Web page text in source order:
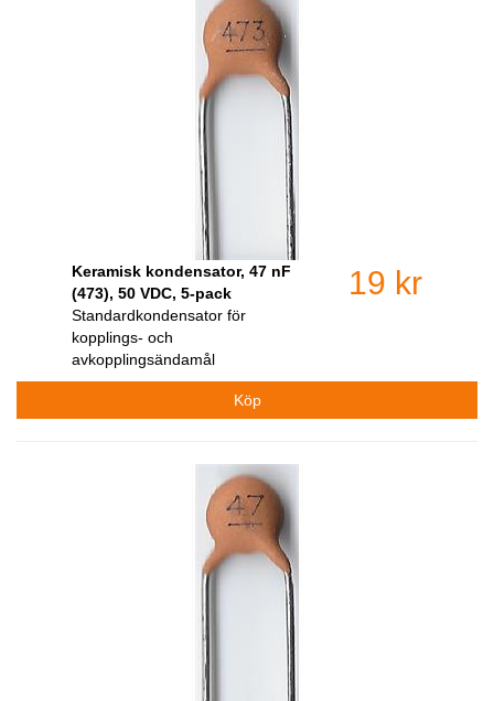
Keramisk kondensator, 47 nF
(473), 50 VDC, 5-pack
Standardkondensator för
kopplings- och
avkopplingsändamål
19 kr